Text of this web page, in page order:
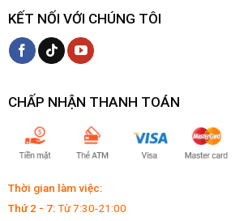
KẾT NỐI VỚI CHÚNG TÔI
CHẤP NHẬN THANH TOÁN
Thời gian làm việc:
Thứ 2 - 7:Từ 7:30-21:00